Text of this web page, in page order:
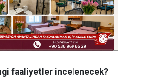
faaliyetler incelenecek?